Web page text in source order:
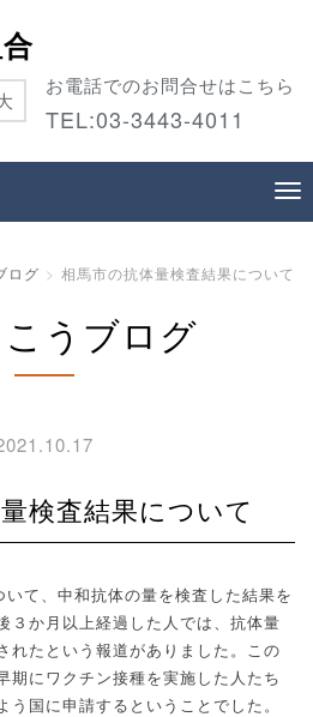
お電話でのお問合せはこちら
TEL:03-3443-4011
ログ 相馬市の抗体量検査結果について
うブログ
量検査結果について
いて、中和抗体の量を検査した結果を
３か月以上経過した人では、抗体量
れたという報道がありました。この
期にワクチン接種を実施した人たち
う国に申請するということでした。